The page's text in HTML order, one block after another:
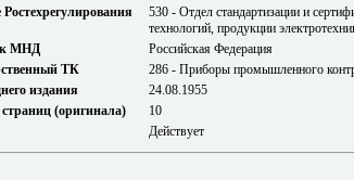
530 - Отдел стандартизации и
технологий, продукции
МНД
Российская Федерация
ТК
286 - Приборы промышленного
издания
24.08.1955
(оригинала)
10
Действует